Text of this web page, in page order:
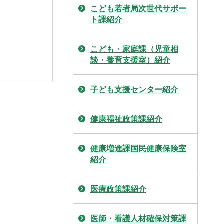
こども若者局次世代サポー
ト課紹介
こども・家庭課（児童相
談・養育支援室）紹介
子ども支援センター紹介
健康福祉政策課紹介
健康増進課国民健康保険室
紹介
医療政策課紹介
医師・看護人材確保対策課